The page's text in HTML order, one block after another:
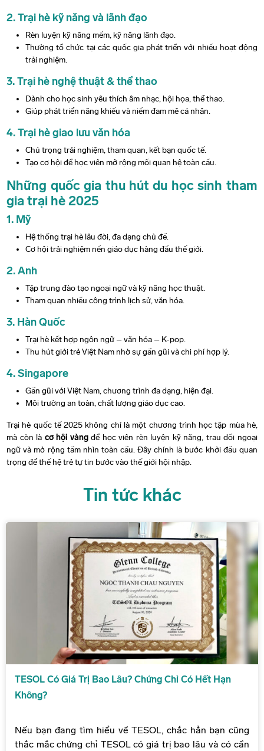
2. Trại hè kỹ năng và lãnh đạo
Rèn luyện kỹ năng mềm, kỹ năng lãnh đạo.
Thường tổ chức tại các quốc gia phát triển với nhiều hoạt động
trải nghiệm.
3. Trại hè nghệ thuật & thể thao
Dành cho học sinh yêu thích âm nhạc, hội họa, thể thao.
Giúp phát triển năng khiếu và niềm đam mê cá nhân.
4. Trại hè giao lưu văn hóa
Chú trọng trải nghiệm, tham quan, kết bạn quốc tế.
Tạo cơ hội để học viên mở rộng mối quan hệ toàn cầu.
Những quốc gia thu hút du học sinh tham
gia trại hè 2025
1. Mỹ
Hệ thống trại hè lâu đời, đa dạng chủ đề.
Cơ hội trải nghiệm nền giáo dục hàng đầu thế giới.
2. Anh
Tập trung đào tạo ngoại ngữ và kỹ năng học thuật.
Tham quan nhiều công trình lịch sử, văn hóa.
3. Hàn Quốc
Trại hè kết hợp ngôn ngữ – văn hóa – K-pop.
Thu hút giới trẻ Việt Nam nhờ sự gần gũi và chi phí hợp lý.
4. Singapore
Gần gũi với Việt Nam, chương trình đa dạng, hiện đại.
Môi trường an toàn, chất lượng giáo dục cao.
Trại hè quốc tế 2025 không chỉ là một chương trình học tập mùa hè,
mà còn là cơ hội vàngđể học viên rèn luyện kỹ năng, trau dồi ngoại
ngữ và mở rộng tầm nhìn toàn cầu. Đây chính là bước khởi đầu quan
trọng để thế hệ trẻ tự tin bước vào thế giới hội nhập.
Tin tức khác
TESOL Có Giá Trị Bao Lâu? Chứng Chỉ Có Hết Hạn
Không?
Nếu bạn đang tìm hiểu về TESOL, chắc hẳn bạn cũng
thắc mắc chứng chỉ TESOL có giá trị bao lâu và có cần